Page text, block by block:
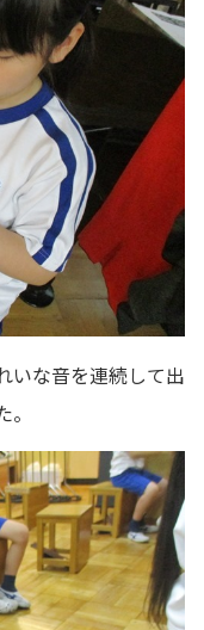
いな音を連続して出